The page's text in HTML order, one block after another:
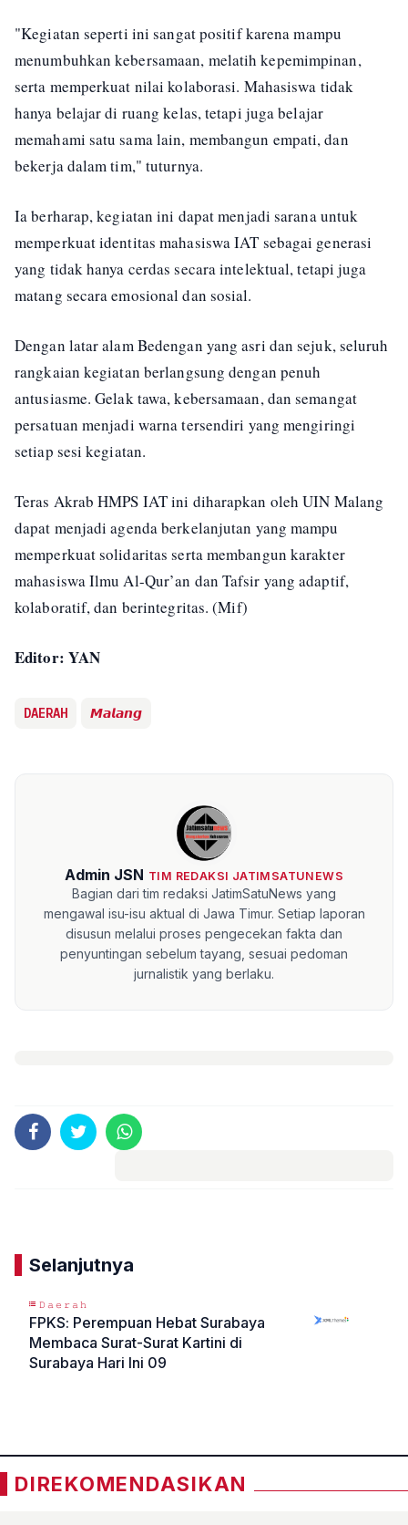
"Kegiatan seperti ini sangat positif karena mampu
menumbuhkan kebersamaan, melatih kepemimpinan,
serta memperkuat nilai kolaborasi. Mahasiswa tidak
hanya belajar di ruang kelas, tetapi juga belajar
memahami satu sama lain, membangun empati, dan
bekerja dalam tim," tuturnya.
Ia berharap, kegiatan ini dapat menjadi sarana untuk
memperkuat identitas mahasiswa IAT sebagai generasi
yang tidak hanya cerdas secara intelektual, tetapi juga
matang secara emosional dan sosial.
Dengan latar alam Bedengan yang asri dan sejuk, seluruh
rangkaian kegiatan berlangsung dengan penuh
antusiasme. Gelak tawa, kebersamaan, dan semangat
persatuan menjadi warna tersendiri yang mengiringi
setiap sesi kegiatan.
Teras Akrab HMPS IAT ini diharapkan oleh UIN Malang
dapat menjadi agenda berkelanjutan yang mampu
memperkuat solidaritas serta membangun karakter
mahasiswa Ilmu Al-Qur’an dan Tafsir yang adaptif,
kolaboratif, dan berintegritas. (Mif)
Editor: YAN
DAERAH 𝙈𝙖𝙡𝙖𝙣𝙜
Admin JSN TIM REDAKSI JATIMSATUNEWS
Bagian dari tim redaksi JatimSatuNews yang
mengawal isu-isu aktual di Jawa Timur. Setiap laporan
disusun melalui proses pengecekan fakta dan
penyuntingan sebelum tayang, sesuai pedoman
jurnalistik yang berlaku.
Selanjutnya
𝙳𝚊𝚎𝚛𝚊𝚑
FPKS: Perempuan Hebat Surabaya
Membaca Surat-Surat Kartini di
Surabaya Hari Ini 09
DIREKOMENDASIKAN